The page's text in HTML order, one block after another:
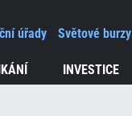
INVESTICE
úřady Světové burzy